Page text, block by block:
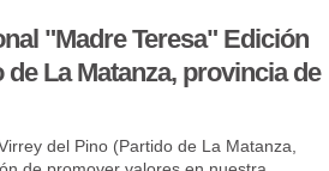
"Madre Teresa" Edición
La Matanza, provincia de
del Pino (Partido de La Matanza,